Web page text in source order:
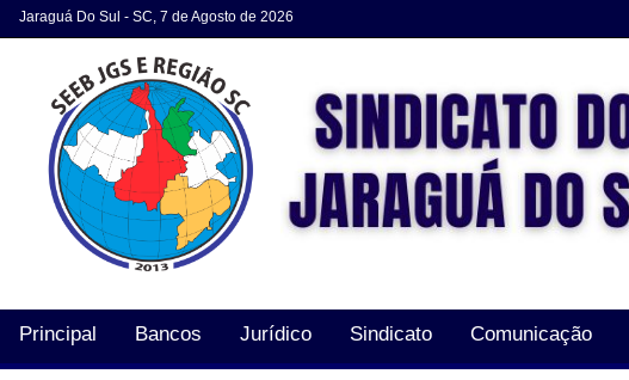
Jaraguá Do Sul - SC, 7 de Agosto de 2026
Principal Bancos Jurídico Sindicato Comunicação